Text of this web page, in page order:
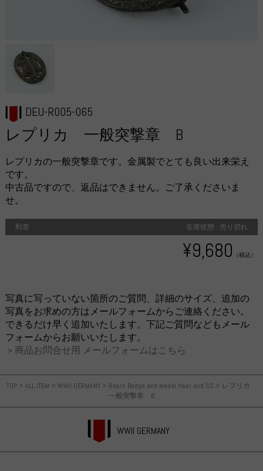
TOP> ALL ITEM > WWII GERMANY> Repro Badge and Medal Heer and SS > レプリカ
一般突撃章 B
WWII GERMANY
DEU-R005-065
レプリカ 一般突撃章 B
レプリカの一般突撃章です。金属製でとても良い出来栄え
です。
中古品ですので、返品はできません。ご了承くださいま
せ。
勲章 在庫状態 : 売り切れ
¥9,680 （税込）
写真に写っていない箇所のご質問、詳細のサイズ、追加の
写真をお求めの方はメールフォームからご連絡ください。
できるだけ早く追加いたします。下記ご質問などもメール
フォームからお願いいたします。
＞商品お問合せ用 メールフォームはこちら